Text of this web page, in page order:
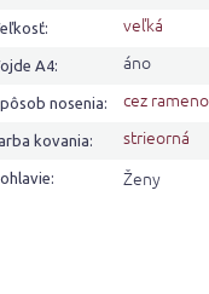
: veľká
A4: áno
nosenia: cez rameno
kovania: strieorná
: Ženy